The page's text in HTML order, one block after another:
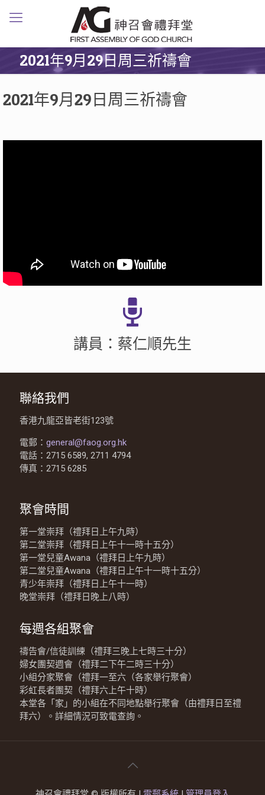
2021年9月29日周三祈禱會
2021年9月29日周三祈禱會
講員：蔡仁順先生
聯絡我們
香港九龍亞皆老街123號
電郵： general@faog.org.hk
電話：2715 6589, 2711 4794
傳真：2715 6285
聚會時間
第一堂崇拜（禮拜日上午九時）
第二堂崇拜（禮拜日上午十一時十五分）
第一堂兒童Awana（禮拜日上午九時）
第二堂兒童Awana（禮拜日上午十一時十五分）
青少年崇拜（禮拜日上午十一時）
晚堂崇拜（禮拜日晚上八時）
每週各組聚會
禱告會/信徒訓練（禮拜三晚上七時三十分）
婦女團契週會（禮拜二下午二時三十分）
小組分家聚會（禮拜一至六（各家舉行聚會）
彩虹長者團契（禮拜六上午十時）
本堂各「家」的小組在不同地點舉行聚會（由禮拜日至禮
拜六）。詳細情況可致電查詢。